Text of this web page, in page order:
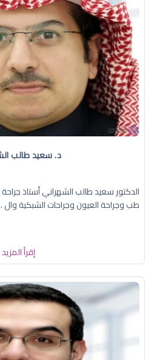
د. سعيد طالب
الدكتور سعيد طالب الشهراني أستاذ
طب وجراحة العيون وجراحات الشبكية وال
إقرأ المزيد